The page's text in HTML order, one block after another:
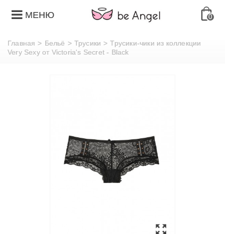
МЕНЮ 0
Главная > Бельё > Трусики > Трусики-чики из коллекции
Very Sexy от Victoria's Secret - Black